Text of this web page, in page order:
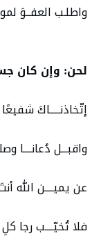
واطلـب العفــوَ
لحن: وإن كان
إتّخاذنـــــاكَ
واقبـــل دُعانــــا
عن يميــــن
فلا تُخيّــــب رجا